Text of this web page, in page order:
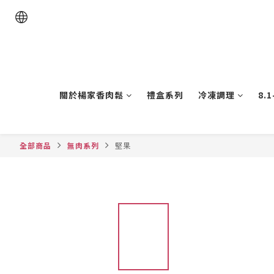
關於楊家香肉鬆 禮盒系列 冷凍調理
全部商品 無肉系列 堅果